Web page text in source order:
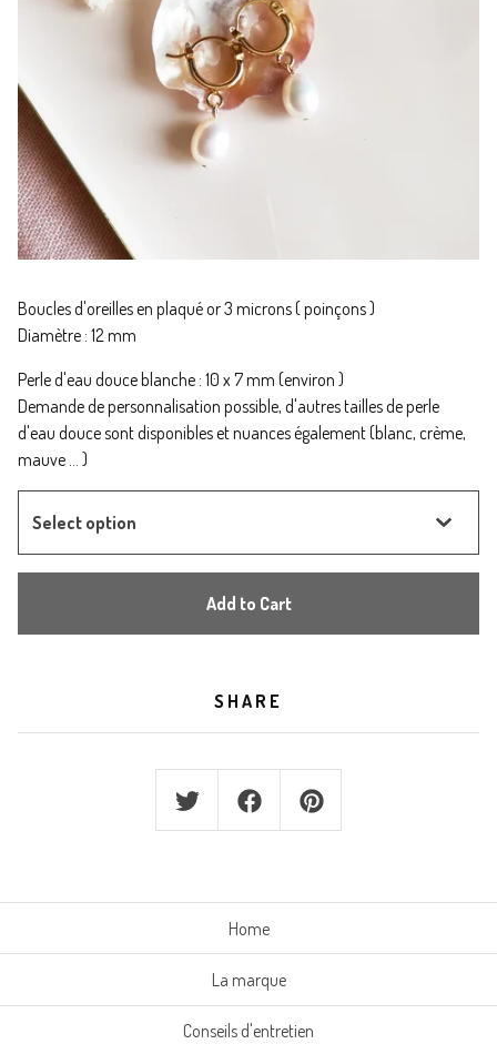
Boucles d'oreilles en plaqué or 3 microns ( poinçons )
Diamètre : 12 mm
Perle d'eau douce blanche : 10 x 7 mm (environ )
Demande de personnalisation possible, d'autres tailles de perle
d'eau douce sont disponibles et nuances également (blanc, crème,
mauve ... )
Add to Cart
SHARE
Home
La marque
Conseils d'entretien